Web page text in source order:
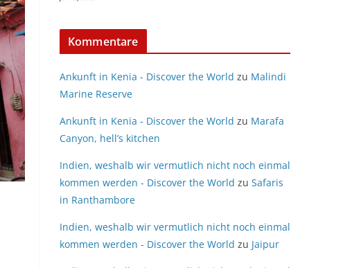
Kommentare
Ankunft in Kenia - Discover the World zu Malindi
Marine Reserve
Ankunft in Kenia - Discover the World zu Marafa
Canyon, hell’s kitchen
Indien, weshalb wir vermutlich nicht noch einmal
kommen werden - Discover the World zu Safaris
in Ranthambore
Indien, weshalb wir vermutlich nicht noch einmal
kommen werden - Discover the World zu Jaipur